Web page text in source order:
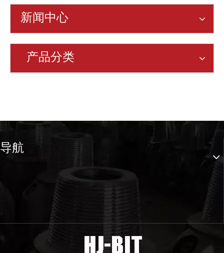
新闻中心
产品分类
导航